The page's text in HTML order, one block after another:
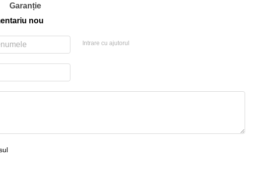
Garanție
nou
Intrare cu ajutorul